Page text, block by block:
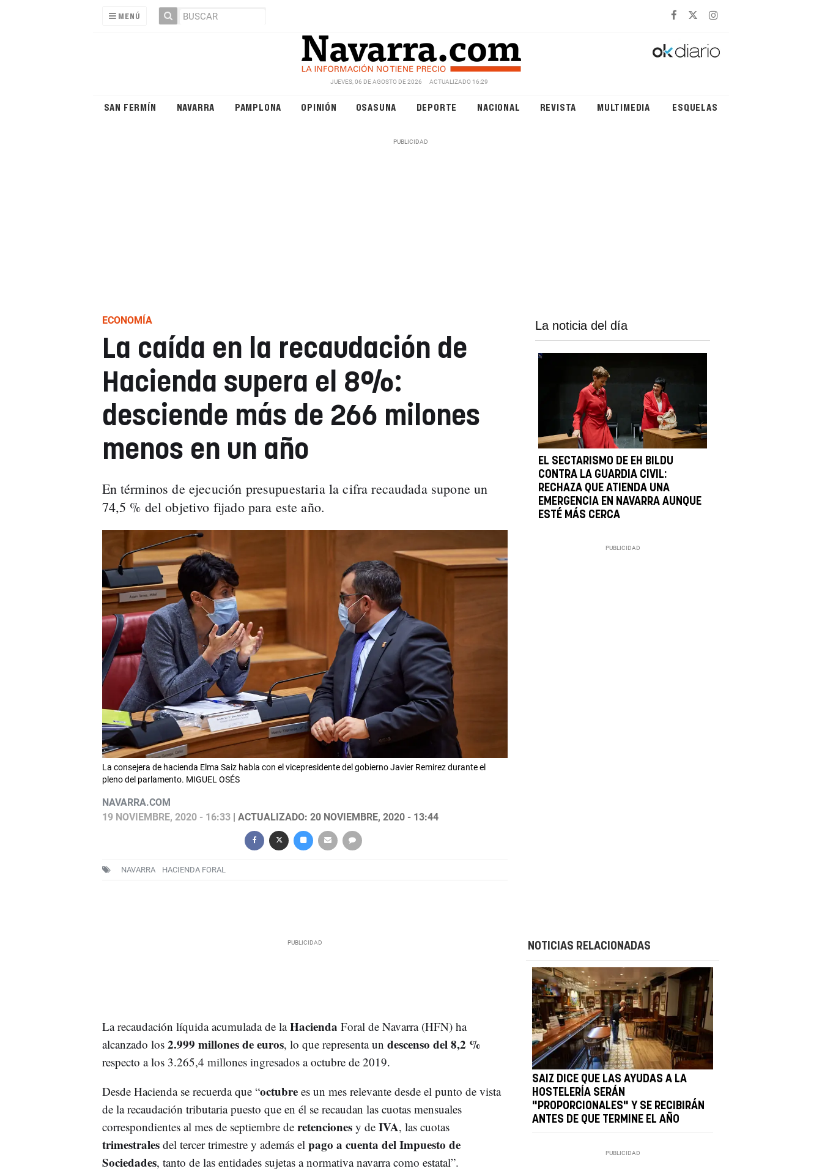
MENÚ
JUEVES, 06 DE AGOSTO DE 2026 ACTUALIZADO 16:29
SAN FERMÍN NAVARRA PAMPLONA OPINIÓN OSASUNA DEPORTE NACIONAL REVISTA MULTIMEDIA ESQUELAS
ECONOMÍA
La caída en la recaudación de
Hacienda supera el 8%:
desciende más de 266 milones
menos en un año
En términos de ejecución presupuestaria la cifra recaudada supone un
74,5 % del objetivo fijado para este año.
La consejera de hacienda Elma Saiz habla con el vicepresidente del gobierno Javier Remirez durante el
pleno del parlamento. MIGUEL OSÉS
NAVARRA.COM
19 NOVIEMBRE, 2020 - 16:33| ACTUALIZADO: 20 NOVIEMBRE, 2020 - 13:44
NAVARRA HACIENDA FORAL
La noticia del día
EL SECTARISMO DE EH BILDU
CONTRA LA GUARDIA CIVIL:
RECHAZA QUE ATIENDA UNA
EMERGENCIA EN NAVARRA AUNQUE
ESTÉ MÁS CERCA
La recaudación líquida acumulada de laHacienda Foral de Navarra (HFN) ha
alcanzado los 2.999 millones de euros, lo que representa un descenso del 8,2 %
respecto a los 3.265,4 millones ingresados a octubre de 2019.
Desde Hacienda se recuerda que “octubre es un mes relevante desde el punto de vista
de la recaudación tributaria puesto que en él se recaudan las cuotas mensuales
correspondientes al mes de septiembre de retenciones y de IVA, las cuotas
trimestrales del tercer trimestre y además elpago a cuenta del Impuesto de
Sociedades, tanto de las entidades sujetas a normativa navarra como estatal”.
NOTICIAS RELACIONADAS
SAIZ DICE QUE LAS AYUDAS A LA
HOSTELERÍA SERÁN
"PROPORCIONALES" Y SE RECIBIRÁN
ANTES DE QUE TERMINE EL AÑO